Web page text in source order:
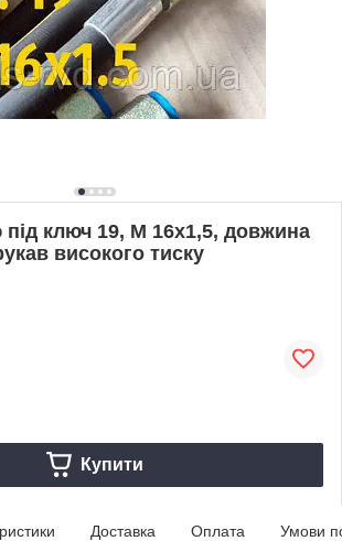
під ключ 19, М 16х1,5, довжина
високого тиску
Купити
Доставка Оплата Умови